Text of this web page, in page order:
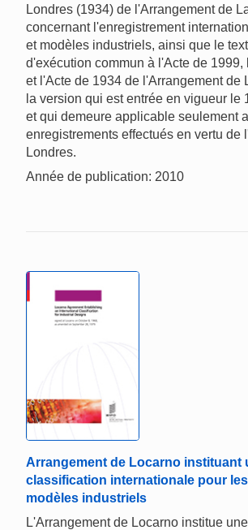
Londres (1934) de l'Arrangement de
concernant l'enregistrement
et modèles industriels, ainsi que le
d'exécution commun à l'Acte de 1999,
et l'Acte de 1934 de l'Arrangement de
la version qui est entrée en vigueur le
et qui demeure applicable seulement
enregistrements effectués en vertu de
Londres.
Année de publication: 2010
Arrangement de Locarno instituant
classification internationale pour
modèles industriels
L'Arrangement de Locarno institue